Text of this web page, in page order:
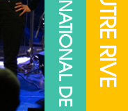
L'AUTRE RIVE